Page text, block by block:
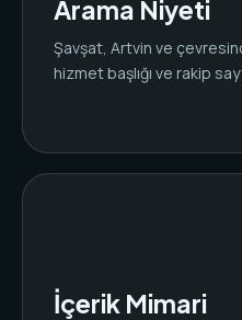
Arama Niyeti
Şavşat, Artvin ve
hizmet başlığı ve rakip
İçerik Mimari